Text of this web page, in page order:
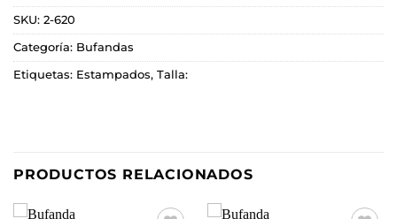
SKU: 2-620
Categoría: Bufandas
Etiquetas: Estampados, Talla:
PRODUCTOS RELACIONADOS